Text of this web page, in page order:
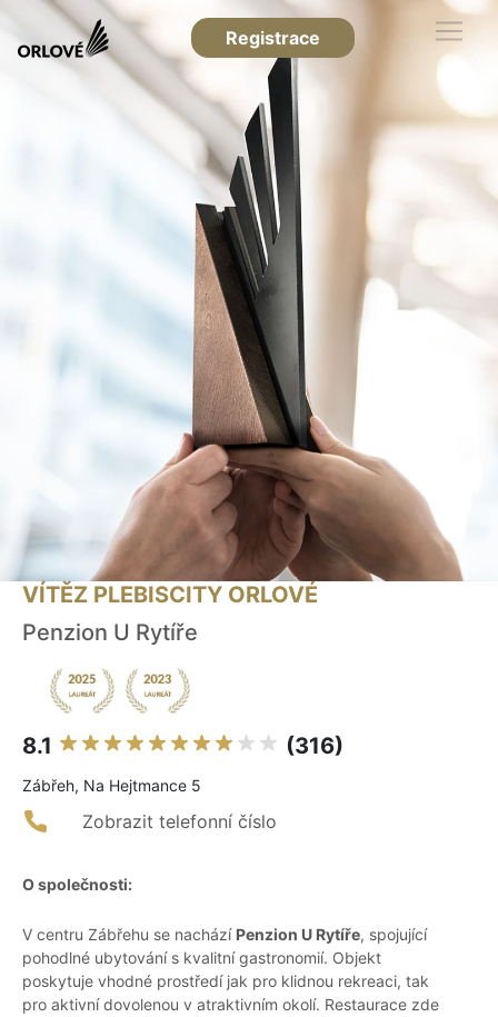
Registrace
VÍTĚZ PLEBISCITY ORLOVÉ
Penzion U Rytíře
8.1 (316)
Zábřeh, Na Hejtmance 5
Zobrazit telefonní číslo
O společnosti:
V centru Zábřehu se nachází Penzion U Rytíře, spojující
pohodlné ubytování s kvalitní gastronomií. Objekt
poskytuje vhodné prostředí jak pro klidnou rekreaci, tak
pro aktivní dovolenou v atraktivním okolí. Restaurace zde